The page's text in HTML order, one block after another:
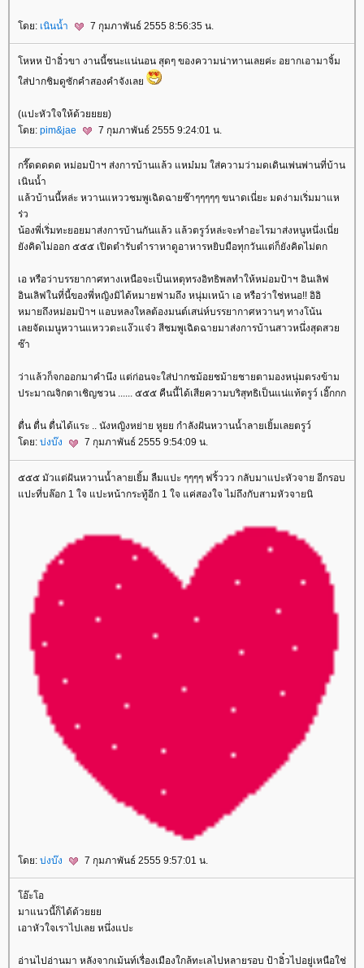
ดย: เนินน้ำ 7 กุมภาพันธ์ 2555 8:56:35 น.
หหห ป้าอิ๋วขา งานนี้ชนะแน่นอน สุดๆ ของความน่าทานเลยค่ะ อยากเอามาจิ้ม
ส่ปากชิมดูซักคำสองคำจังเล
(แปะหัวใจให้ด้วยยยย)
ดย: pim&jae 7 กุมภาพันธ์ 2555 9:24:01 น.
กรี๊ดดดดด หม่อมป้าฯ ส่งการบ้านแล้ว แหม๋มม ใส่ความว่ามดเดินเพ่นพ่านที่บ้าน
เนินน้ำ
ล้วบ้านนี้หล่ะ หวานแหววชมพูเฉิดฉายซ๊าๆๆๆๆๆ ขนาดเนี่ยะ มดง่ามเริ่มมาแห
ร่ว
น้องพี่เริ่มทะยอยมาส่งการบ้านกันแล้ว แล้วตรูว์หล่ะจะทำอะไรมาส่งหนูหนึ่งเนี่
ังคิดไม่ออก ๕๕๕ เปิดตำรับตำราหาดูอาหารหยิบมือทุกวันแต่ก็ยังคิดไม่ตก
เอ หรือว่าบรรยากาศทางเหนือจะเป็นเหตุทรงอิทธิพลทำให้หม่อมป้าฯ อินเลิฟ
อินเลิฟในที่นี้ของพี่หญิงมิได้หมายฟามถึง หนุ่มเหน้า เอ หรือว่าใช่หนอ!! อิอิ
หมายถึงหม่อมป้าฯ แอบหลงใหลต้องมนต์เสน่ห์บรรยากาศหวานๆ ทางโน้น
เลยจัดเมนูหวานแหววตะแง๊วแจ๋ว สีชมพูเฉิดฉายมาส่งการบ้านสาวหนึ่งสุดสว
ซ๊า
ว่าแล้วก็จกออกมาคำนึง แต่ก่อนจะใส่ปากชม้อยชม้ายชายตามองหนุ่มตรงข้าม
ประมาณจิกตาเชิญชวน ...... ๕๕๕ คืนนี้ได้เสียความบริสุทธิเป็นแน่แท้ตรูว์ เอิ๊กกก
ตื่น ตื่น ตื่นได้แระ .. นังหญิงหย่าย หูยย กำลังฝันหวานน้ำลายเยิ้มเลยตรูว์
ดย: บ่งบ๊ง 7 กุมภาพันธ์ 2555 9:54:09 น.
๕๕๕ มัวแต่ฝันหวานน้ำลายเยิ้ม ลืมแปะ ๆๆๆๆ ฟริ้ววว กลับมาแปะหัวจาย อีกรอบ
ปะที่บล๊อก 1 ใจ แปะหน้ากระทู้อีก 1 ใจ แค่สองใจ ไม่ถึงกับสามหัวจายนิ
ดย: บ่งบ๊ง 7 กุมภาพันธ์ 2555 9:57:01 น.
อ๊ะโอ
มาแนวนี้ก็ได้ด้ว
เอาหัวใจเราไปเลย หนึ่งแปะ
อ่านไปอ่านมา หลังจากเม้นท์เรื่องเมืองใกล้ทะเลไปหลายรอบ ป้าอิ๋วไปอยู่เหนือใช่